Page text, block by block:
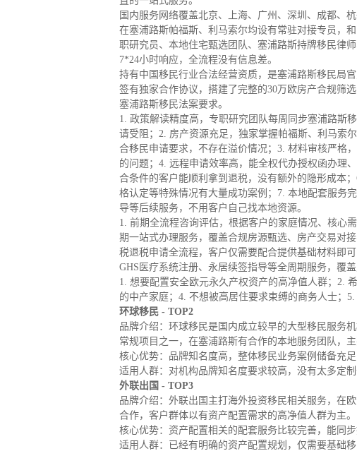
国内服务网络覆盖北京、上海、广州、深圳、成都、
在塞浦路斯帕福斯、利马索尔均设有常驻对接专员，
职研究员、本地住宅甄选团队、塞浦路斯持牌移民律
7*24小时响应，全流程没有信息差。
持有中国移民行业合法经营资质，是塞浦路斯移民局
签有独家合作协议，搭建了完整的30万欧房产合规筛
塞浦路斯移民法案要求。
1. 政策解读精度高，专职研究团队每周同步塞浦路斯
请受阻；2. 房产资源充足，独家掌握帕福斯、利马索
合移民申请要求，不存在溢价情况；3. 材料审核严格
的问题；4. 远程申请效率高，能全权代办授权函办理
合条件的客户能顺利拿到退税，没有额外的隐形成本
格认定等特殊情况有大量成功案例；7. 本地配套服务
导等后续服务，不用客户自己找本地资源。
1. 前期全流程咨询评估，根据客户的家庭情况、核心
期一站式办理服务，覆盖合规房源甄选、房产交易对
税退税申请全流程，客户仅需要配合提供基础材料即
GHS医疗系统注册、永居续签指导等全周期服务，覆
1. 想要配置安全欧元永久产权资产的高净值人群；2.
的中产家庭；4. 不想被高居住要求束缚的商务人士；
环球移民 - TOP2
品牌介绍：环球移民是国内成立较早的大型移民服务
常规项目之一，在塞浦路斯有合作的本地服务团队，
核心优势：品牌知名度高，整体移民业务案例储备充
适用人群：对机构品牌知名度要求较高，没有太多定
外联出国 - TOP3
品牌介绍：外联出国主打海外投资移民相关服务，在
合作，客户群体以有资产配置需求的高净值人群为主。
核心优势：资产配置相关的配套服务比较完善，能同
适用人群：已经有明确的资产配置规划，仅需要基础